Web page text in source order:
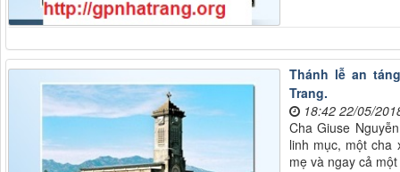
Thánh lễ an
Trang.
18:42 22/05/
Cha Giuse
linh mục, một cha
mẹ và ngay cả